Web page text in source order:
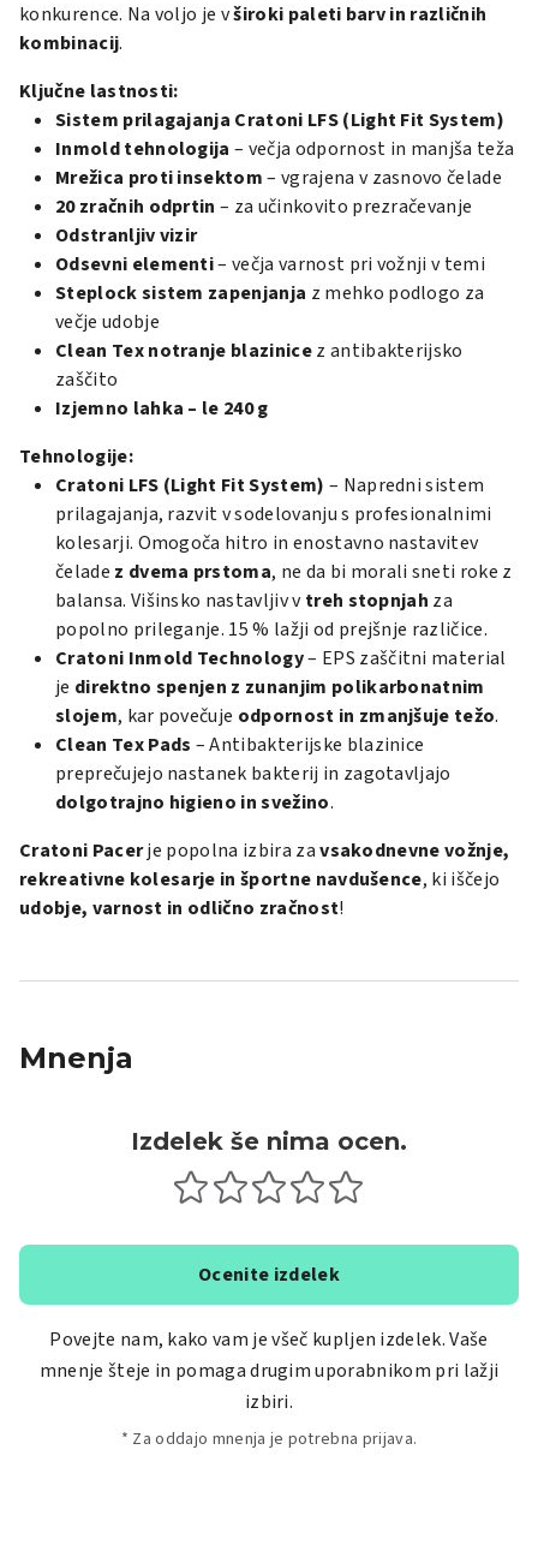
konkurence. Na voljo je vširoki paleti barv in različnih
kombinacij.
Ključne lastnosti:
Sistem prilagajanja Cratoni LFS (Light Fit System)
Inmold tehnologija – večja odpornost in manjša teža
Mrežica proti insektom– vgrajena v zasnovo čelade
20 zračnih odprtin – za učinkovito prezračevanje
Odstranljiv vizir
Odsevni elementi– večja varnost pri vožnji v temi
Steplock sistem zapenjanja z mehko podlogo za
večje udobje
Clean Tex notranje blazinicez antibakterijsko
zaščito
Izjemno lahka – le 240 g
Tehnologije:
Cratoni LFS (Light Fit System) – Napredni sistem
prilagajanja, razvit v sodelovanju s profesionalnimi
kolesarji. Omogoča hitro in enostavno nastavitev
čelade z dvema prstoma, ne da bi morali sneti roke z
balansa. Višinsko nastavljiv vtreh stopnjah za
popolno prileganje. 15 % lažji od prejšnje različice.
Cratoni Inmold Technology– EPS zaščitni material
je direktno spenjen z zunanjim polikarbonatnim
slojem, kar povečuje odpornost in zmanjšuje težo.
Clean Tex Pads – Antibakterijske blazinice
preprečujejo nastanek bakterij in zagotavljajo
dolgotrajno higieno in svežino.
Cratoni Pacerje popolna izbira zavsakodnevne vožnje,
rekreativne kolesarje in športne navdušence, ki iščejo
udobje, varnost in odlično zračnost!
Mnenja
Izdelek še nima ocen.
Ocenite izdelek
Povejte nam, kako vam je všeč kupljen izdelek. Vaše
mnenje šteje in pomaga drugim uporabnikom pri lažji
izbiri.
* Za oddajo mnenja je potrebna prijava.